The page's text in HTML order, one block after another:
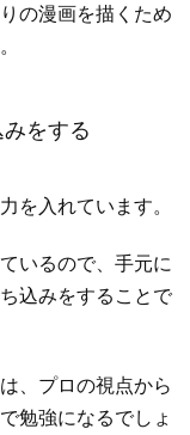
の漫画を描くため
をする
を入れています。
いるので、手元に
込みをすることで
、プロの視点から
勉強になるでしょ